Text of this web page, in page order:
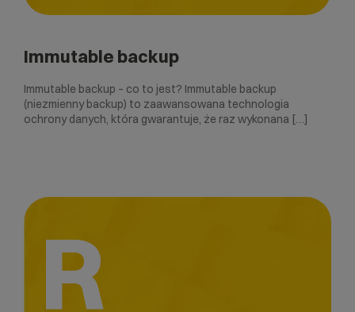
Immutable backup
Immutable backup – co to jest? Immutable backup
(niezmienny backup) to zaawansowana technologia
ochrony danych, która gwarantuje, że raz wykonana […]
R